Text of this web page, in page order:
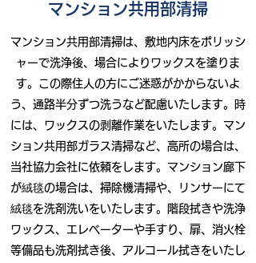
マンション共用部清掃
マンション共用部清掃は、敷地内床をポリッシ
ャーで洗浄後、場合によりワックスを塗りま
す。この際住人の方にご迷惑がかからないよ
う、通路半分ずつ洗うなど配慮いたします。時
には、ワックスの剥離作業をいたします。マン
ション共用部ガラス清掃など、高所の場合は、
当社協力会社に依頼をします。マンション廊下
が絨毯の場合は、掃除機清掃や、リンサーにて
絨毯を洗剤洗いをいたします。階段拭きや洗浄
ワックス、エレベーターや手すり、扉、消火栓
等備品も洗剤拭き後、アルコール拭きをいたし